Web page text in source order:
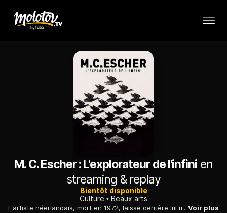
M. C. Escher : L'explorateur de l'infini en
streaming & replay
Bientôt disponible
Culture
Beaux arts
L'artiste néerlandais, mort en 1972, laisse derrière lui une oeuvre aussi abondante qu'énigmatique. Plongée au coeur d'un univers riche et complexe.Voir plus